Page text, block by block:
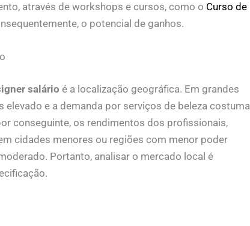
através de workshops e cursos, como o Curso de
o potencial de ganhos.
salário é a localização geográfica. Em grandes
e a demanda por serviços de beleza costuma
conseguinte, os rendimentos dos profissionais,
cidades menores ou regiões com menor poder
Portanto, analisar o mercado local é